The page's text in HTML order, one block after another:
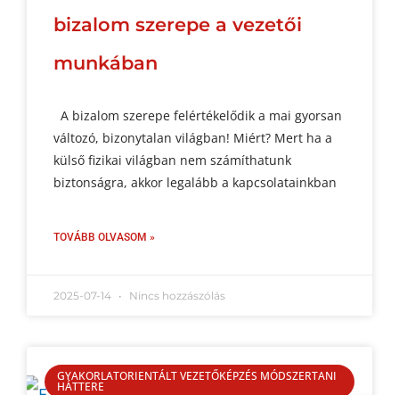
bizalom szerepe a vezetői
munkában
A bizalom szerepe felértékelődik a mai gyorsan
változó, bizonytalan világban! Miért? Mert ha a
külső fizikai világban nem számíthatunk
biztonságra, akkor legalább a kapcsolatainkban
TOVÁBB OLVASOM »
2025-07-14 Nincs hozzászólás
GYAKORLATORIENTÁLT VEZETŐKÉPZÉS MÓDSZERTANI
HÁTTERE